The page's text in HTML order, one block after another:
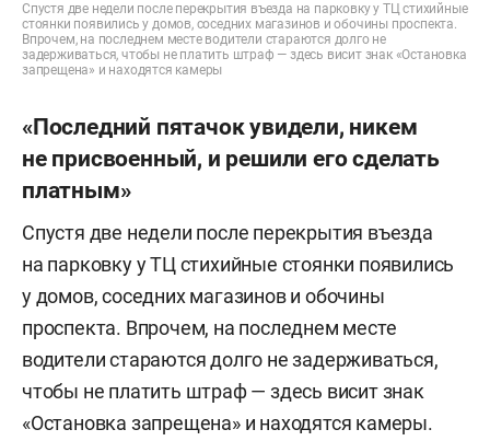
Спустя две недели после перекрытия въезда на парковку у ТЦ стихийные
стоянки появились у домов, соседних магазинов и обочины проспекта.
Впрочем, на последнем месте водители стараются долго не
задерживаться, чтобы не платить штраф — здесь висит знак «Остановка
запрещена» и находятся камеры
«Последний пятачок увидели, никем
не присвоенный, и решили его сделать
платным»
Спустя две недели после перекрытия въезда
на парковку у ТЦ стихийные стоянки появились
у домов, соседних магазинов и обочины
проспекта. Впрочем, на последнем месте
водители стараются долго не задерживаться,
чтобы не платить штраф — здесь висит знак
«Остановка запрещена» и находятся камеры.